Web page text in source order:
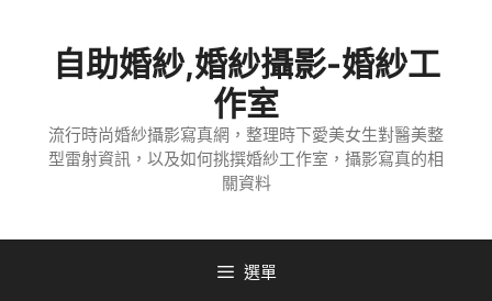
自助婚紗,婚紗攝影-婚紗工
作室
流行時尚婚紗攝影寫真網，整理時下愛美女生對醫美整
型雷射資訊，以及如何挑撰婚紗工作室，攝影寫真的相
關資料
選單